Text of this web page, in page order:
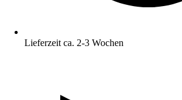
Lieferzeit ca. 2-3 Wochen